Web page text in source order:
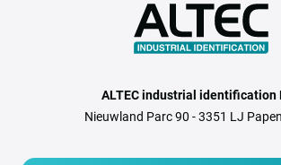
ALTEC industrial identification
Nieuwland Parc 90 - 3351 LJ